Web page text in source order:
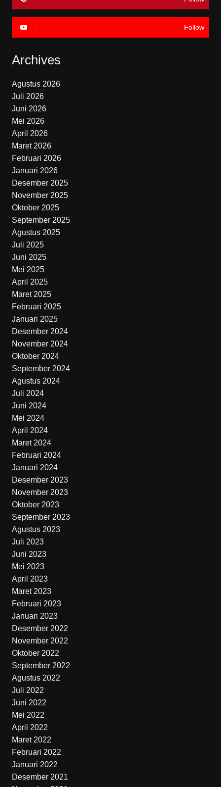
Follow
Archives
Agustus 2026
Juli 2026
Juni 2026
Mei 2026
April 2026
Maret 2026
Februari 2026
Januari 2026
Desember 2025
November 2025
Oktober 2025
September 2025
Agustus 2025
Juli 2025
Juni 2025
Mei 2025
April 2025
Maret 2025
Februari 2025
Januari 2025
Desember 2024
November 2024
Oktober 2024
September 2024
Agustus 2024
Juli 2024
Juni 2024
Mei 2024
April 2024
Maret 2024
Februari 2024
Januari 2024
Desember 2023
November 2023
Oktober 2023
September 2023
Agustus 2023
Juli 2023
Juni 2023
Mei 2023
April 2023
Maret 2023
Februari 2023
Januari 2023
Desember 2022
November 2022
Oktober 2022
September 2022
Agustus 2022
Juli 2022
Juni 2022
Mei 2022
April 2022
Maret 2022
Februari 2022
Januari 2022
Desember 2021